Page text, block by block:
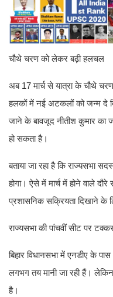
चौथे चरण को लेकर बढ़ी हलचल
अब 17 मार्च से यात्रा के चौथे
हलकों में नई अटकलों को जन्म दे
जाने के बावजूद नीतीश कुमार का
हो सकता है।
बताया जा रहा है कि राज्यसभा
होगा। ऐसे में मार्च में होने वाले
प्रशासनिक सक्रियता दिखाने के
राज्यसभा की पांचवीं सीट पर
बिहार विधानसभा में एनडीए के
लगभग तय मानी जा रही हैं।
है।